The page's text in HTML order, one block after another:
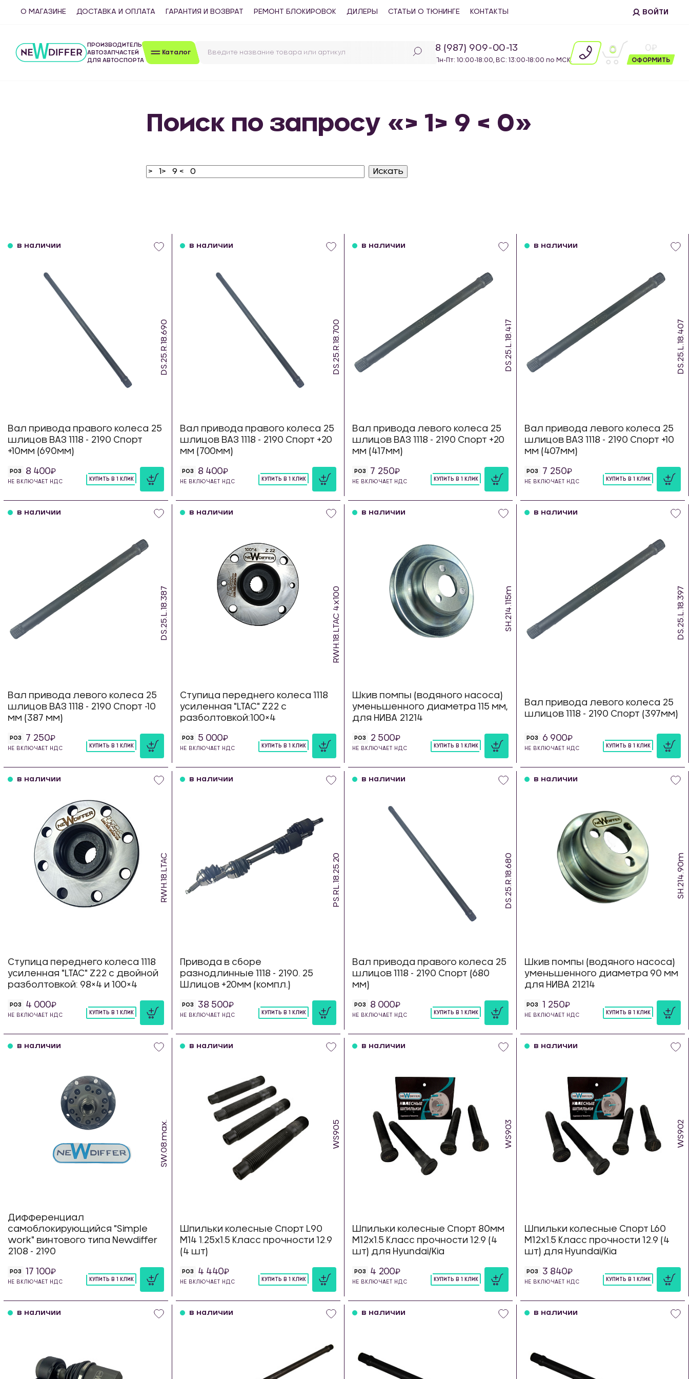
О МАГАЗИНЕ ДОСТАВКА И ОПЛАТА ГАРАНТИЯ И ВОЗВРАТ РЕМОНТ БЛОКИРОВОК ДИЛЕРЫ СТАТЬИ О ТЮНИНГЕ КОНТАКТЫ ВОЙТИ
ПРОИЗВОДИТЕЛЬ
АВТОЗАПЧАСТЕЙ
ДЛЯ АВТОСПОРТА
Каталог 8 (987) 909-00-13
Пн-Пт: 10:00-18:00, ВС: 13:00-18:00 по МСК.
0 0
ОФОРМИТЬ
Поиск по запросу «> 1> 9 < 0»
DS.25.R.18.690
в наличии
Вал привода правого колеса 25
шлицов ВАЗ 1118 - 2190 Спорт
+10мм (690мм)
РОЗ 8 400
НЕ ВКЛЮЧАЕТ НДС КУПИТЬ В 1 КЛИК
DS.25.R.18.700
в наличии
Вал привода правого колеса 25
шлицов ВАЗ 1118 - 2190 Спорт +20
мм (700мм)
РОЗ 8 400
НЕ ВКЛЮЧАЕТ НДС КУПИТЬ В 1 КЛИК
DS.25.L.18.417
в наличии
Вал привода левого колеса 25
шлицов ВАЗ 1118 - 2190 Спорт +20
мм (417мм)
РОЗ 7 250
НЕ ВКЛЮЧАЕТ НДС КУПИТЬ В 1 КЛИК
DS.25.L.18.407
в наличии
Вал привода левого колеса 25
шлицов ВАЗ 1118 - 2190 Спорт +10
мм (407мм)
РОЗ 7 250
НЕ ВКЛЮЧАЕТ НДС КУПИТЬ В 1 КЛИК
DS.25.L.18.387
в наличии
Вал привода левого колеса 25
шлицов ВАЗ 1118 - 2190 Спорт -10
мм (387 мм)
РОЗ 7 250
НЕ ВКЛЮЧАЕТ НДС КУПИТЬ В 1 КЛИК
RWH.18.LTAC 4х100
в наличии
Ступица переднего колеса 1118
усиленная "LTAC" Z22 с
разболтовкой:100×4
РОЗ 5 000
НЕ ВКЛЮЧАЕТ НДС КУПИТЬ В 1 КЛИК
SH.214.115m
в наличии
Шкив помпы (водяного насоса)
уменьшенного диаметра 115 мм,
для НИВА 21214
РОЗ 2 500
НЕ ВКЛЮЧАЕТ НДС КУПИТЬ В 1 КЛИК
DS.25.L.18.397
в наличии
Вал привода левого колеса 25
шлицов 1118 - 2190 Спорт (397мм)
РОЗ 6 900
НЕ ВКЛЮЧАЕТ НДС КУПИТЬ В 1 КЛИК
RWH.18.LTAC
в наличии
Ступица переднего колеса 1118
усиленная "LTAC" Z22 с двойной
разболтовкой: 98×4 и 100×4
РОЗ 4 000
НЕ ВКЛЮЧАЕТ НДС КУПИТЬ В 1 КЛИК
PS.RL.18.25.20
в наличии
Привода в сборе
разнодлинные 1118 - 2190. 25
Шлицов +20мм (компл.)
РОЗ 38 500
НЕ ВКЛЮЧАЕТ НДС КУПИТЬ В 1 КЛИК
DS.25.R.18.680
в наличии
Вал привода правого колеса 25
шлицов 1118 - 2190 Спорт (680
мм)
РОЗ 8 000
НЕ ВКЛЮЧАЕТ НДС КУПИТЬ В 1 КЛИК
SH.214.90m
в наличии
Шкив помпы (водяного насоса)
уменьшенного диаметра 90 мм
для НИВА 21214
РОЗ 1 250
НЕ ВКЛЮЧАЕТ НДС КУПИТЬ В 1 КЛИК
SW.08.max.
в наличии
Дифференциал
самоблокирующийся "Simple
work" винтового типа Newdiffer
2108 - 2190
РОЗ 17 100
НЕ ВКЛЮЧАЕТ НДС КУПИТЬ В 1 КЛИК
WS905
в наличии
Шпильки колесные Спорт L90
М14 1.25х1.5 Класс прочности 12.9
(4 шт)
РОЗ 4 440
НЕ ВКЛЮЧАЕТ НДС КУПИТЬ В 1 КЛИК
WS903
в наличии
Шпильки колесные Спорт 80мм
М12х1.5 Класс прочности 12.9 (4
шт) для Hyundai/Kia
РОЗ 4 200
НЕ ВКЛЮЧАЕТ НДС КУПИТЬ В 1 КЛИК
WS902
в наличии
Шпильки колесные Спорт L60
М12х1.5 Класс прочности 12.9 (4
шт) для Hyundai/Kia
РОЗ 3 840
НЕ ВКЛЮЧАЕТ НДС КУПИТЬ В 1 КЛИК
в наличии в наличии в наличии в наличии